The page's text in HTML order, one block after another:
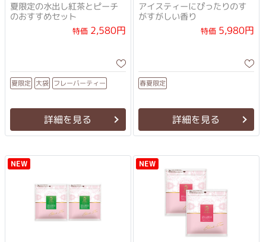
夏限定の水出し紅茶とピーチ
のおすすめセット
特価2,580円
夏限定 大袋 フレーバーティー
詳細を見る
アイスティーにぴったりのす
がすがしい香り
特価5,980円
春夏限定
詳細を見る
NEW NEW